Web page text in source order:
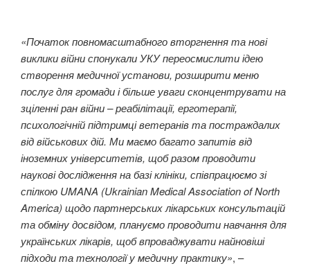
«Початок повномасштабного вторгнення та нові
виклики війни спонукали УКУ переосмислити ідею
створення медичної установи, розширити меню
послуг для громади і більше уваги сконцентрувати на
зціленні ран війни – реабілітації, ерготерапії,
психологічній підтримці ветеранів та постраждалих
від військових дій. Ми маємо багато запитів від
іноземних університетів, щоб разом проводити
наукові дослідження на базі клініки, співпрацюємо зі
спілкою UMANA (Ukrainian Medical Association of North
America) щодо партнерських лікарських консультацій
та обміну досвідом, плануємо проводити навчання для
українських лікарів, щоб впроваджувати найновіші
підходи та технології у медичну практику», –